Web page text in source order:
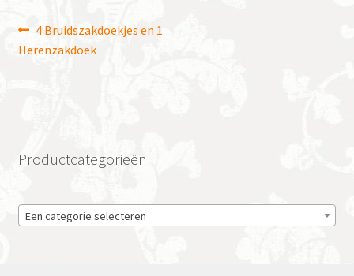
Bericht
navigatie
Vorig
bericht:
4 Bruidszakdoekjes en 1
Herenzakdoek
Productcategorieën
Een categorie selecteren